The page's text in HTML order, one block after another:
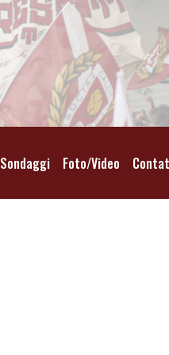
Sondaggi Foto/Video